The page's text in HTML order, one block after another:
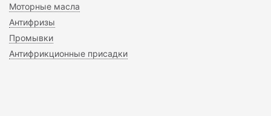
Моторные масла
Антифризы
Промывки
Антифрикционные присадки